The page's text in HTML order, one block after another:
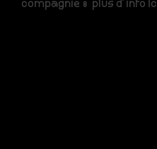
compagnie : plus d'info